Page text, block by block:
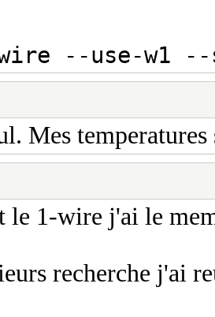
--use-w1 --
Mes
le 1-wire j'ai le
recherche j'ai